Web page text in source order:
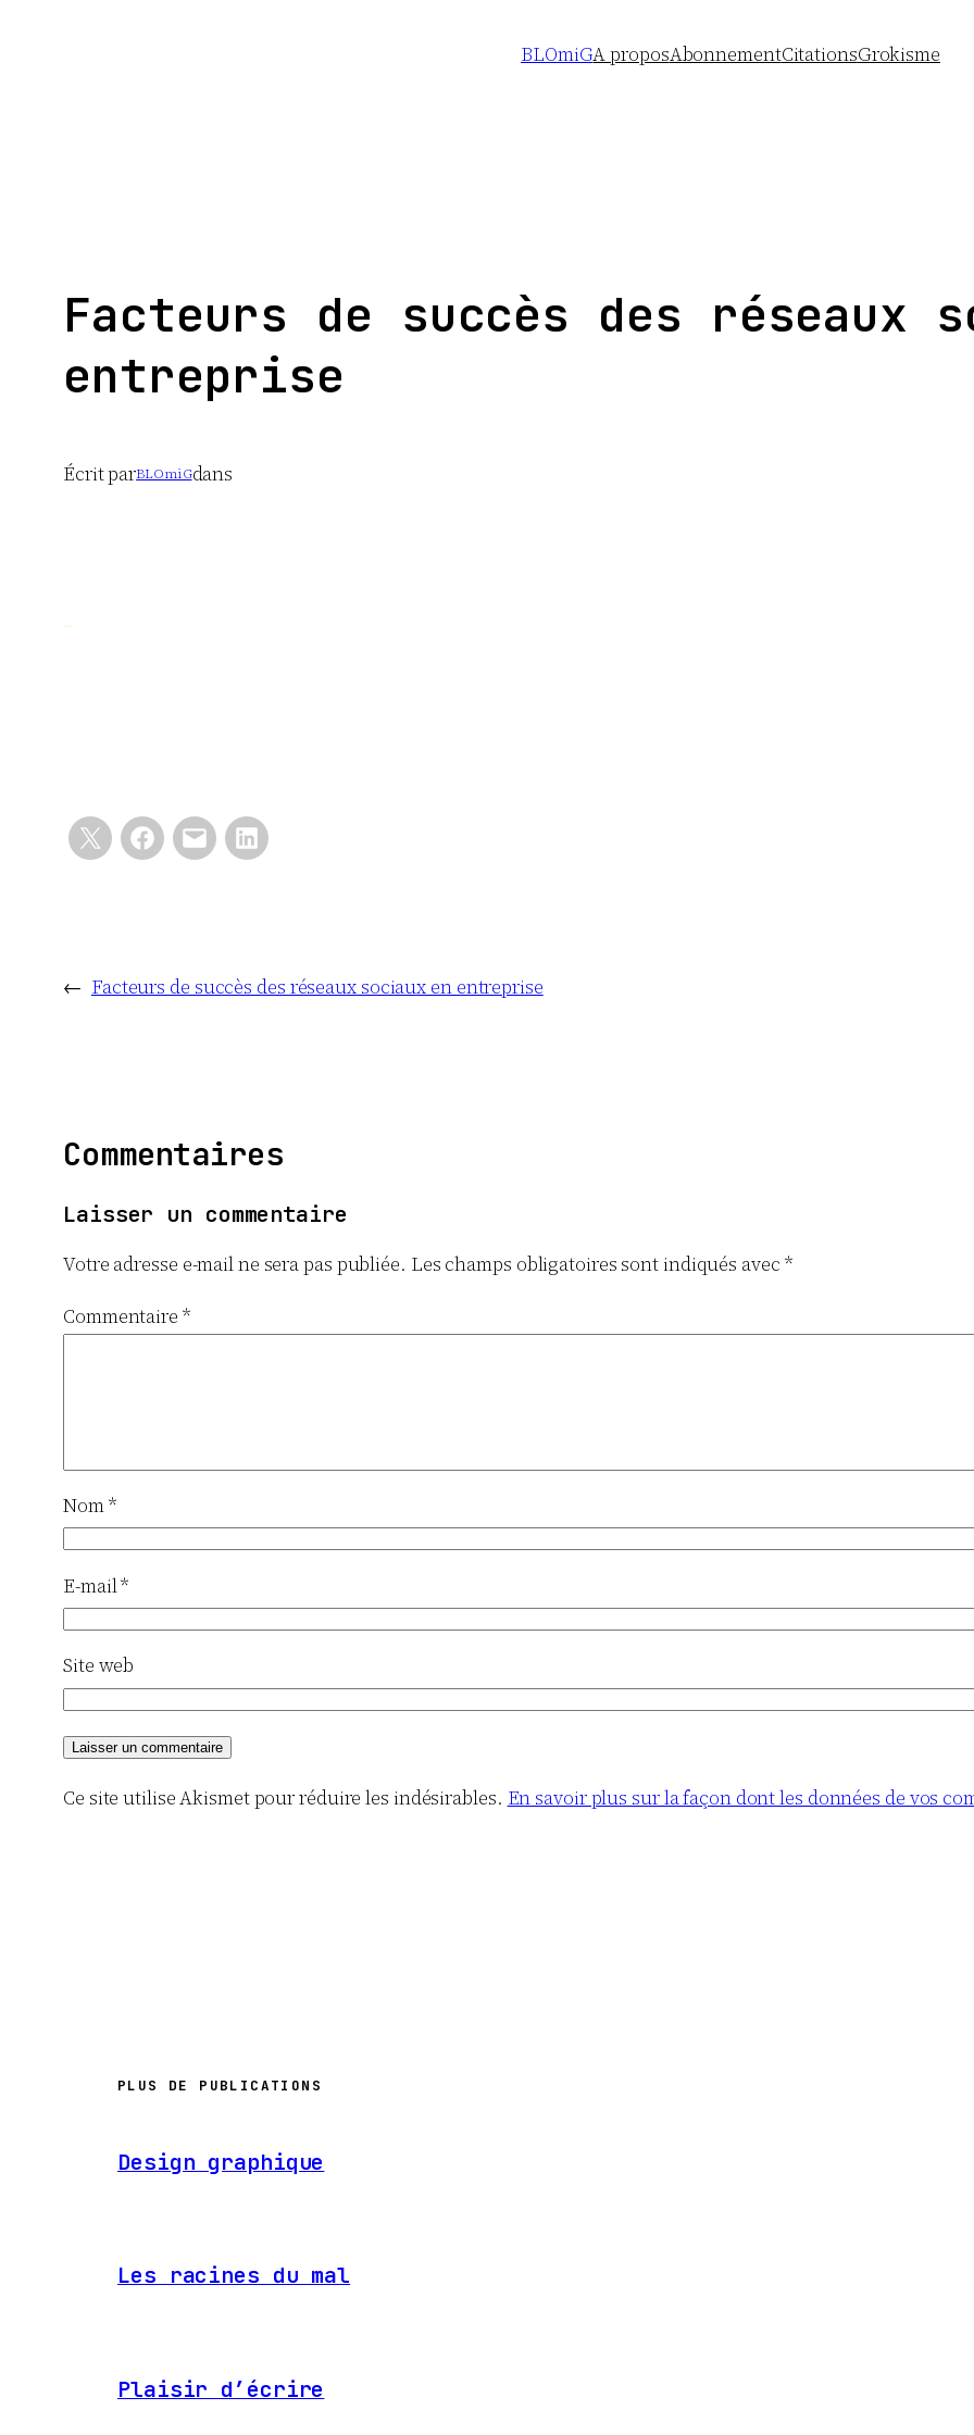
BLOmiGA proposAbonnementCitationsGrokisme
Facteurs de succès des réseaux
entreprise
Écrit parBLOmiGdans
← Facteurs de succès des réseaux sociaux en entreprise
Commentaires
Laisser un commentaire
Votre adresse e-mail ne sera pas publiée. Les champs obligatoires sont indiqués avec *
Commentaire *
Nom*
E-mail*
Site web
Ce site utilise Akismet pour réduire les indésirables. En savoir plus sur la façon dont les données de vos
PLUS DE PUBLICATIONS
Design graphique
Les racines du mal
Plaisir d’écrire